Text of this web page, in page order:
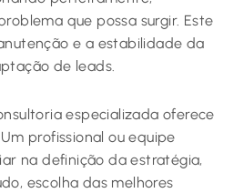
que possa surgir. Este
e a estabilidade da
de leads.
especializada oferece
profissional ou equipe
na definição da estratégia,
escolha das melhores